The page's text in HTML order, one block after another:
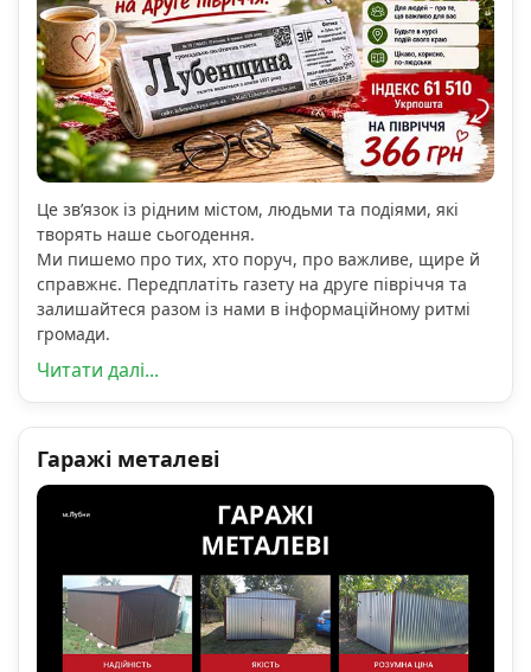
Це зв’язок із рідним містом, людьми та подіями, які
творять наше сьогодення.
Ми пишемо про тих, хто поруч, про важливе, щире й
справжнє. Передплатіть газету на друге півріччя та
залишайтеся разом із нами в інформаційному ритмі
громади.
Читати далі...
Гаражі металеві